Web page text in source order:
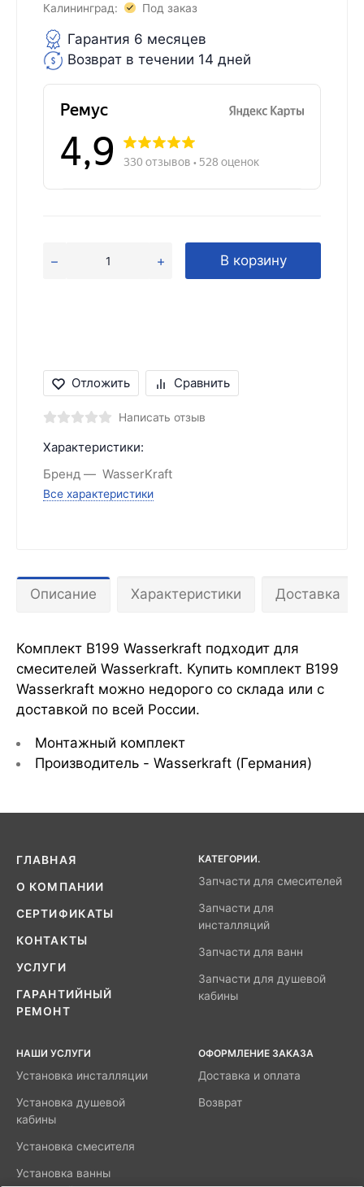
Калининград:
Под заказ
Гарантия 6 месяцев
Возврат в течении 14 дней
В корзину
Отложить Сравнить
Написать отзыв
Характеристики:
Бренд
WasserKraft
Все характеристики
Описание Характеристики Доставка
Комплект B199 Wasserkraft подходит для
смесителей Wasserkraft. Купить комплект B199
Wasserkraft можно недорого со склада или с
доставкой по всей России.
Монтажный комплект
Производитель - Wasserkraft (Германия)
ГЛАВНАЯ
О КОМПАНИИ
СЕРТИФИКАТЫ
КОНТАКТЫ
УСЛУГИ
ГАРАНТИЙНЫЙ
РЕМОНТ
КАТЕГОРИИ.
Запчасти для смесителей
Запчасти для
инсталляций
Запчасти для ванн
Запчасти для душевой
кабины
НАШИ УСЛУГИ
Установка инсталляции
Установка душевой
кабины
Установка смесителя
Установка ванны
ОФОРМЛЕНИЕ ЗАКАЗА
Доставка и оплата
Возврат